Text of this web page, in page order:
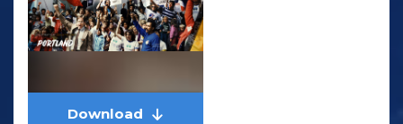
Download